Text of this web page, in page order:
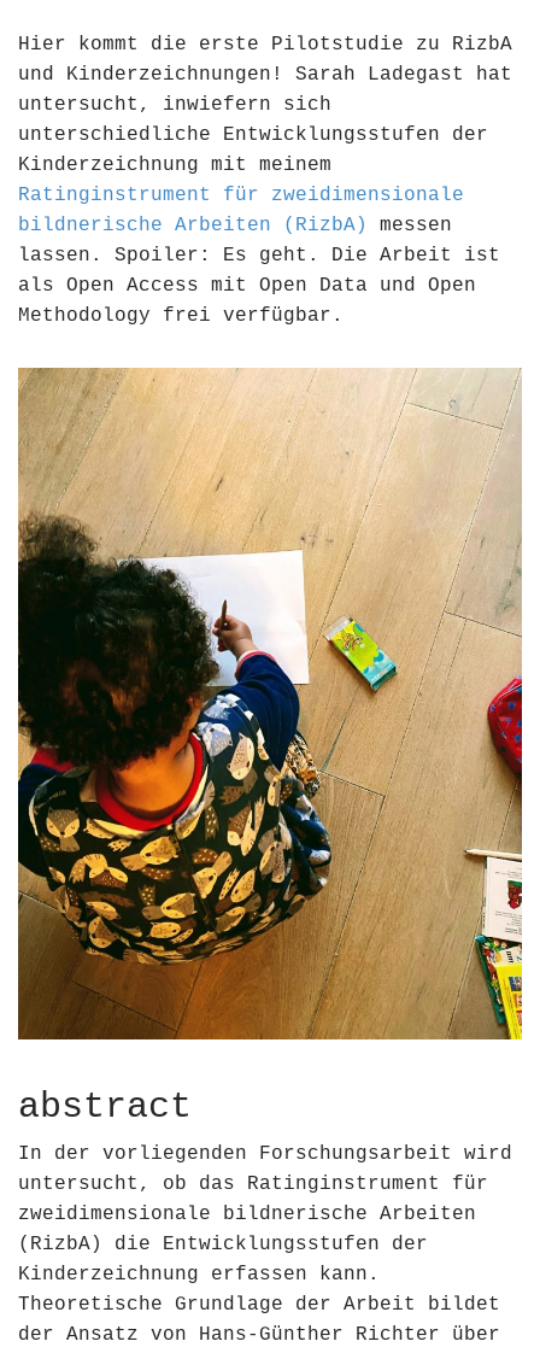
Hier kommt die erste Pilotstudie zu RizbA
und Kinderzeichnungen! Sarah Ladegast hat
untersucht, inwiefern sich
unterschiedliche Entwicklungsstufen der
Kinderzeichnung mit meinem
Ratinginstrument für zweidimensionale
bildnerische Arbeiten (RizbA)
messen
lassen. Spoiler: Es geht. Die Arbeit ist
als Open Access mit Open Data und Open
Methodology frei verfügbar.
abstract
In der vorliegenden Forschungsarbeit wird
untersucht, ob das Ratinginstrument für
zweidimensionale bildnerische Arbeiten
(RizbA) die Entwicklungsstufen der
Kinderzeichnung erfassen kann.
Theoretische Grundlage der Arbeit bildet
der Ansatz von Hans-Günther Richter über